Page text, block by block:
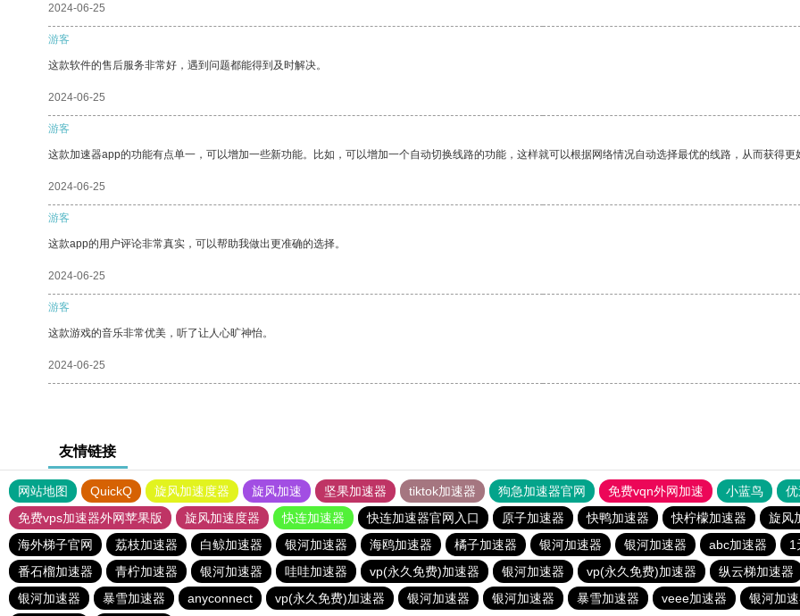
2024-06-25
游客
这款软件的售后服务非常好，遇到问题都能得到及时解决。
2024-06-25
游客
这款加速器app的功能有点单一，可以增加一些新功能。比如，可以增加一个自动切换线路的功能，这样就可以根据网络情况自动选择最优的线路，从而获得更
2024-06-25
游客
这款app的用户评论非常真实，可以帮助我做出更准确的选择。
2024-06-25
游客
这款游戏的音乐非常优美，听了让人心旷神怡。
2024-06-25
友情链接
网站地图 QuickQ 旋风加速度器 旋风加速 坚果加速器 tiktok加速器 狗急加速器官网 免费vqn外网加速 小蓝鸟
免费vps加速器外网苹果版
旋风加速度器 快连加速器 快连加速器官网入口 原子加速器 快鸭加速器 快柠檬加速器
旋风
海外梯子官网
荔枝加速器 白鲸加速器 银河加速器 海鸥加速器 橘子加速器 银河加速器 银河加速器 abc加速器
1
番石榴加速器
青柠加速器 银河加速器 哇哇加速器 vp(永久免费)加速器 银河加速器 vp(永久免费)加速器
纵云梯加速器
银河加速器
暴雪加速器 anyconnect vp(永久免费)加速器 银河加速器 银河加速器 暴雪加速器 veee加速器 银河加